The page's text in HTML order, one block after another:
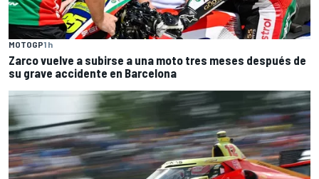
MOTOGP1 h
Zarco vuelve a subirse a una moto tres meses después de
su grave accidente en Barcelona